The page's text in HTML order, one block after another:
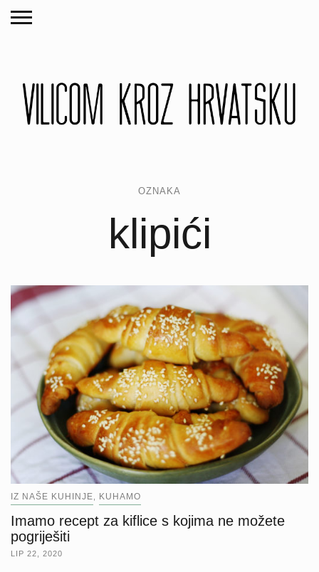
OZNAKA
klipići
IZ NAŠE KUHINJE KUHAMO
Imamo recept za kiflice s kojima ne možete
pogriješiti
LIP 22, 2020